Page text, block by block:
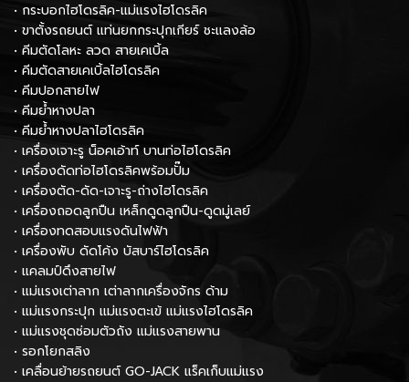
• กระบอกไฮโดรลิค-แม่แรงไฮโดรลิค
• ขาตั้งรถยนต์ แท่นยกกระปุกเกียร์ ชะแลงล้อ
• คีมตัดโลหะ ลวด สายเคเบิ้ล
• คีมตัดสายเคเบิ้ลไฮโดรลิค
• คีมปอกสายไฟ
• คีมย้ำหางปลา
• คีมย้ำหางปลาไฮโดรลิค
• เครื่องเจาะรู น็อคเอ้าท์ บานท่อไฮโดรลิค
• เครื่องดัดท่อไฮโดรลิคพร้อมปั๊ม
• เครื่องตัด-ดัด-เจาะรู-ถ่างไฮโดรลิค
• เครื่องถอดลูกปืน เหล็กดูดลูกปืน-ดูดมู่เลย์
• เครื่องทดสอบแรงดันไฟฟ้า
• เครื่องพับ ดัดโค้ง บัสบาร์ไฮโดรลิค
• แคลมป์ดึงสายไฟ
• แม่แรงเต่าลาก เต่าลากเครื่องจักร ด้าม
• แม่แรงกระปุก แม่แรงตะเข้ แม่แรงไฮโดรลิค
• แม่แรงชุดซ่อมตัวถัง แม่แรงสายพาน
• รอกโยกสลิง
• เคลื่อนย้ายรถยนต์ GO-JACK แร็คเก็บแม่แรง